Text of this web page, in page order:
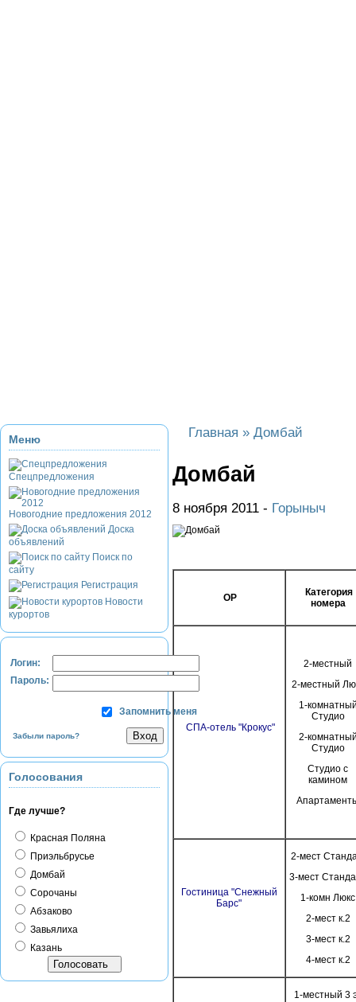
Меню
Спецпредложения
Новогодние предложения 2012
Доска
объявлений
Поиск по
сайту
Регистрация
Новости
курортов
Логин:
Пароль:
Запомнить меня
Забыли пароль?
Голосования
Где лучше?
Красная Поляна
Приэльбрусье
Домбай
Сорочаны
Абзаково
Завьялиха
Казань
Главная » Домбай
Домбай
8 ноября 2011 - Горыныч
ОР
Категория
номера
СПА-отель "Крокус"
2-местный
2-местный
1-
Студио
2-
Студио
Студио с
камином
Гостиница "Снежный
Барс"
2-мест
3-мест
1-комн Люкс
2-мест к.2
3-мест к.2
4-мест к.2
1-местный 3